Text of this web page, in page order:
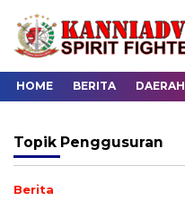
HOME BERITA DAERAH
Topik Penggusuran
Berita